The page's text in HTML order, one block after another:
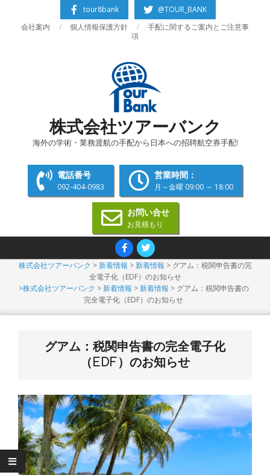
tour8bank
@TOUR_BANK
会社案内
個人情報保護方針
手配に関するご案内とご注意事
項
株式会社ツアーバンク
海外の学術・業務渡航の手配から日本への招聘航空券手配!
電話番号
092-404-0983
営業時間：
月～金曜 09:00 ～ 18:00
お問い合せ
お見積もり
Navigation
Menu
株式会社ツアーバンク >新着情報 >新着情報 > グアム：税関申告書の完
全電子化（EDF）のお知らせ
>株式会社ツアーバンク >新着情報 >新着情報 > グアム：税関申告書の
完全電子化（EDF）のお知らせ
グアム：税関申告書の完全電子化
（EDF）のお知らせ